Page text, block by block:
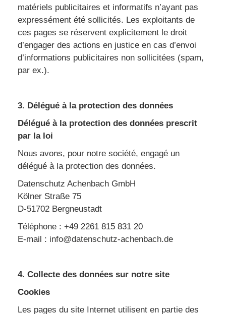
matériels publicitaires et informatifs n’ayant pas
expressément été sollicités. Les exploitants de
ces pages se réservent explicitement le droit
d’engager des actions en justice en cas d’envoi
d’informations publicitaires non sollicitées (spam,
par ex.).
3. Délégué à la protection des données
Délégué à la protection des données prescrit
par la loi
Nous avons, pour notre société, engagé un
délégué à la protection des données.
Datenschutz Achenbach GmbH
Kölner Straße 75
D-51702 Bergneustadt
Téléphone : +49 2261 815 831 20
E-mail : info@datenschutz-achenbach.de
4. Collecte des données sur notre site
Cookies
Les pages du site Internet utilisent en partie des